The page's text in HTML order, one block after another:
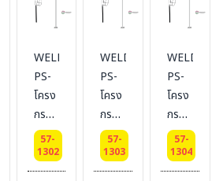
สูง
1.5
สูง 2
เมตร
สูง
2.5
WELDING-
PS-
โครง
กรวย
ลม
บอก
ทิศทาง
57-
1302
WELDING-
PS-
โครง
กรวย
ลม
บอก
ทิศทาง
57-
1303
WELDING-
PS-
โครง
กรวย
ลม
บอก
ทิศทาง
57-
1304